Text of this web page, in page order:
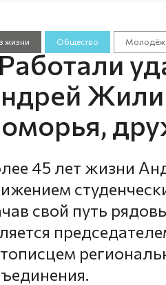
жизни Общество
45 лет жизни
свой путь